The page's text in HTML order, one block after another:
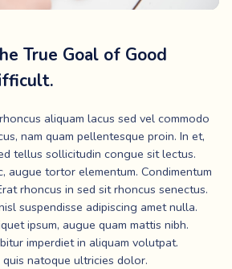
True Goal of Good
aliquam lacus sed vel commodo
nam quam pellentesque proin. In et,
tellus sollicitudin congue sit lectus.
augue tortor elementum. Condimentum
rhoncus in sed sit rhoncus senectus.
suspendisse adipiscing amet nulla.
ipsum, augue quam mattis nibh.
imperdiet in aliquam volutpat.
natoque ultricies dolor.